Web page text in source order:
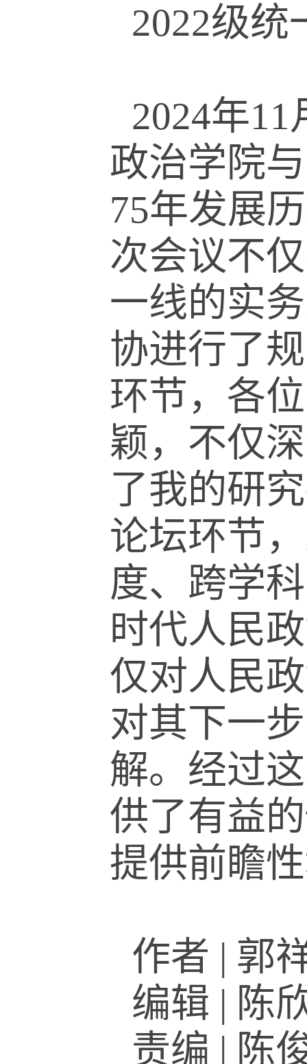
2022级统
2024年11
政治学院
75年发展
次会议不
一线的实
协进行了
环节，各
颖，不仅
了我的研
论坛环节
度、跨学
时代人民
仅对人民
对其下一
解。经过
供了有益
提供前瞻
作者 | 郭
编辑 | 陈
责编 | 陈